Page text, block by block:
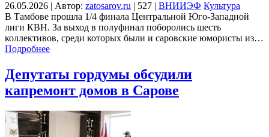
26.05.2026 | Автор: zatosarov.ru | 527 | ВНИИЭФ Культура
В Тамбове прошла 1/4 финала Центральной Юго-Западной
лиги КВН. За выход в полуфинал поборолись шесть
коллективов, среди которых были и саровские юмористы из…
Подробнее
Депутаты гордумы обсудили
капремонт домов в Сарове